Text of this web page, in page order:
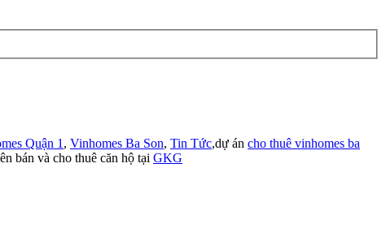
Quận 1 , Vinhomes Ba Son, Tin Tức,dự án cho thuê vinhomes ba
bán và cho thuê căn hộ tại GKG